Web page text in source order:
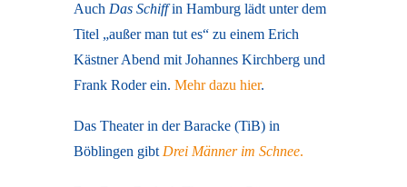
Auch Das Schiffin Hamburg lädt unter dem
Titel „außer man tut es“ zu einem Erich
Kästner Abend mit Johannes Kirchberg und
Frank Roder ein. Mehr dazu hier.
Das Theater in der Baracke (TiB) in
Böblingen gibt Drei Männer im Schnee.